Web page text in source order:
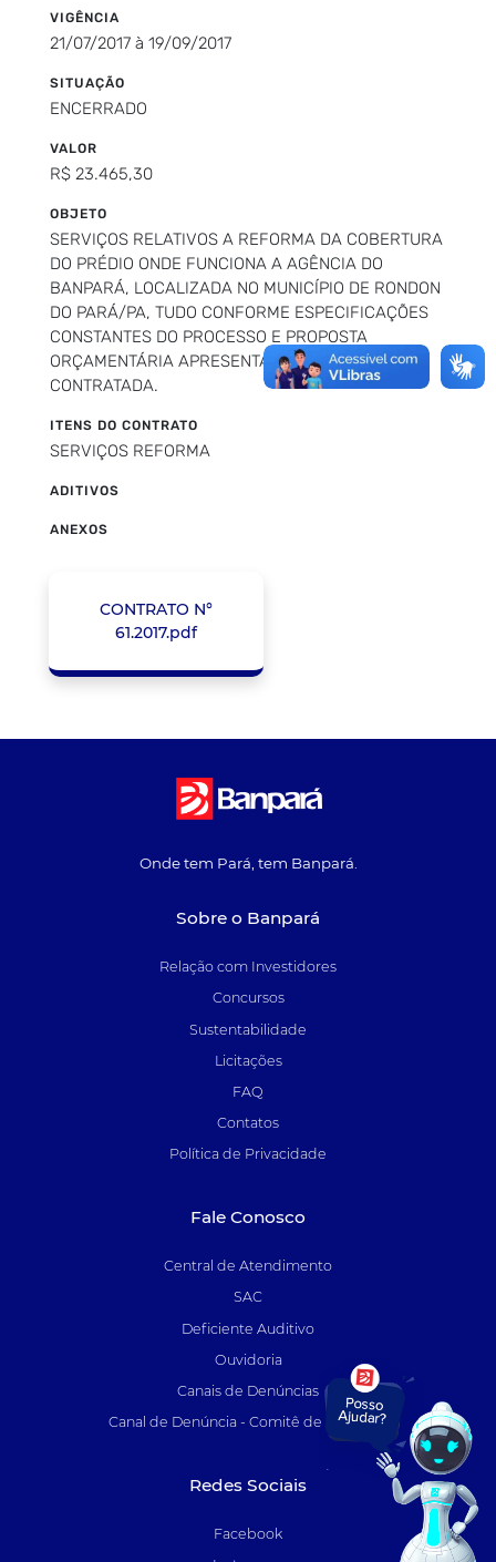
VIGÊNCIA
21/07/2017 à 19/09/2017
SITUAÇÃO
ENCERRADO
VALOR
R$ 23.465,30
OBJETO
SERVIÇOS RELATIVOS A REFORMA DA COBERTURA
DO PRÉDIO ONDE FUNCIONA A AGÊNCIA DO
BANPARÁ, LOCALIZADA NO MUNICÍPIO DE RONDON
DO PARÁ/PA, TUDO CONFORME ESPECIFICAÇÕES
CONSTANTES DO PROCESSO E PROPOSTA
ORÇAMENTÁRIA APRESENTADA PELA
CONTRATADA.
ITENS DO CONTRATO
SERVIÇOS REFORMA
ADITIVOS
ANEXOS
CONTRATO N°
61.2017.pdf
Onde tem Pará, tem Banpará.
Sobre o Banpará
Relação com Investidores
Concursos
Sustentabilidade
Licitações
FAQ
Contatos
Política de Privacidade
Fale Conosco
Central de Atendimento
SAC
Deficiente Auditivo
Ouvidoria
Canais de Denúncias
Canal de Denúncia - Comitê de Auditoria
Redes Sociais
Facebook